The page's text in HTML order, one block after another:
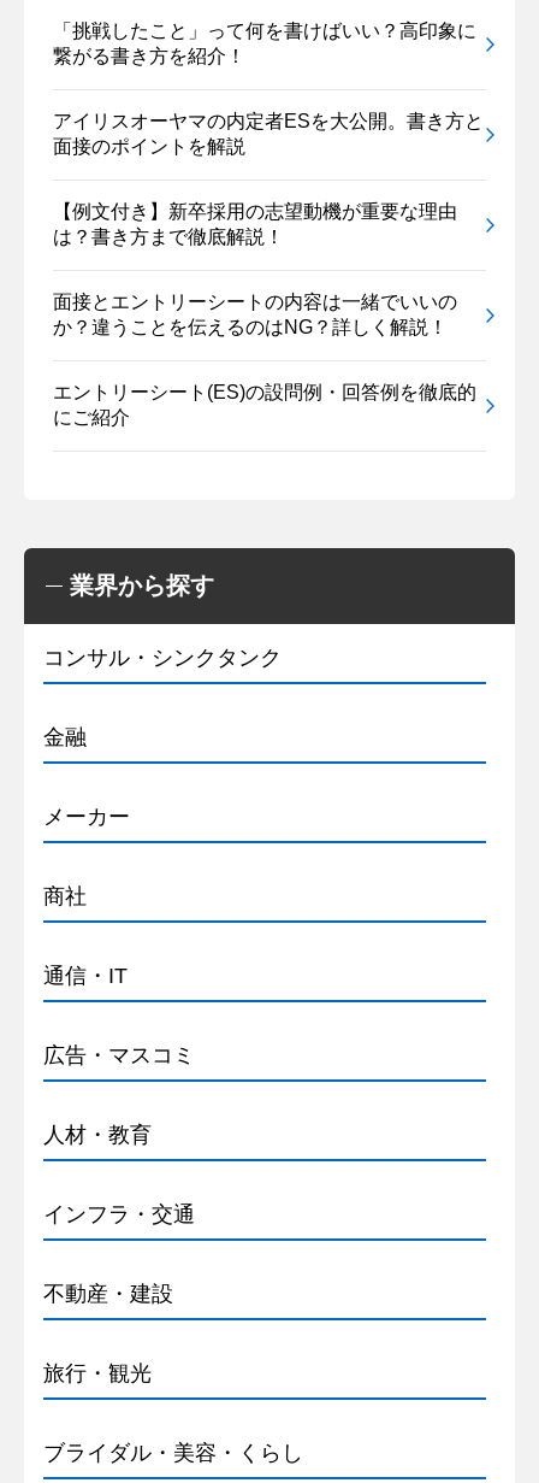
「挑戦したこと」って何を書けばいい？高印象に
繋がる書き方を紹介！
アイリスオーヤマの内定者ESを大公開。書き方と
面接のポイントを解説
【例文付き】新卒採用の志望動機が重要な理由
は？書き方まで徹底解説！
面接とエントリーシートの内容は一緒でいいの
か？違うことを伝えるのはNG？詳しく解説！
エントリーシート(ES)の設問例・回答例を徹底的
にご紹介
業界から探す
コンサル・シンクタンク
金融
メーカー
商社
通信・IT
広告・マスコミ
人材・教育
インフラ・交通
不動産・建設
旅行・観光
ブライダル・美容・くらし